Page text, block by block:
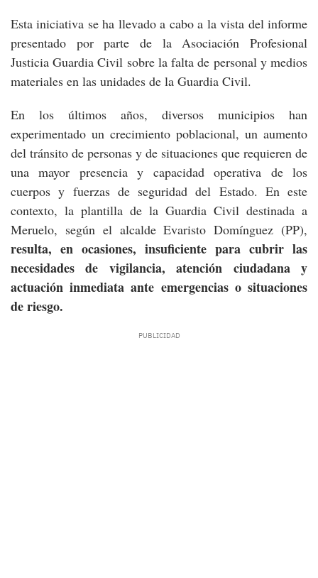
Esta iniciativa se ha llevado a cabo a la vista del informe
presentado por parte de la Asociación Profesional
Justicia Guardia Civil sobre la falta de personal y medios
materiales en las unidades de la Guardia Civil.
En los últimos años, diversos municipios han
experimentado un crecimiento poblacional, un aumento
del tránsito de personas y de situaciones que requieren de
una mayor presencia y capacidad operativa de los
cuerpos y fuerzas de seguridad del Estado. En este
contexto, la plantilla de la Guardia Civil destinada a
Meruelo, según el alcalde Evaristo Domínguez (PP),
resulta, en ocasiones, insuficiente para cubrir las
necesidades de vigilancia, atención ciudadana y
actuación inmediata ante emergencias o situaciones
de riesgo.